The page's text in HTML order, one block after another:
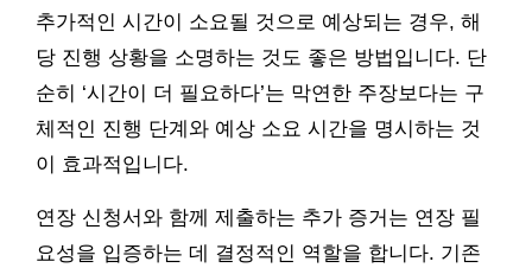
추가적인 시간이 소요될 것으로 예상되는 경우, 해
당 진행 상황을 소명하는 것도 좋은 방법입니다. 단
순히 ‘시간이 더 필요하다’는 막연한 주장보다는 구
체적인 진행 단계와 예상 소요 시간을 명시하는 것
이 효과적입니다.
연장 신청서와 함께 제출하는 추가 증거는 연장 필
요성을 입증하는 데 결정적인 역할을 합니다. 기존